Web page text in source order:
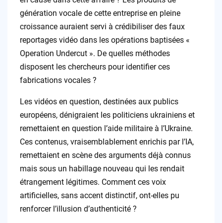
génération vocale de cette entreprise en pleine
croissance auraient servi à crédibiliser des faux
reportages vidéo dans les opérations baptisées «
Operation Undercut ». De quelles méthodes
disposent les chercheurs pour identifier ces
fabrications vocales ?
Les vidéos en question, destinées aux publics
européens, dénigraient les politiciens ukrainiens et
remettaient en question l’aide militaire à l’Ukraine.
Ces contenus, vraisemblablement enrichis par l’IA,
remettaient en scène des arguments déjà connus
mais sous un habillage nouveau qui les rendait
étrangement légitimes. Comment ces voix
artificielles, sans accent distinctif, ont-elles pu
renforcer l’illusion d’authenticité ?